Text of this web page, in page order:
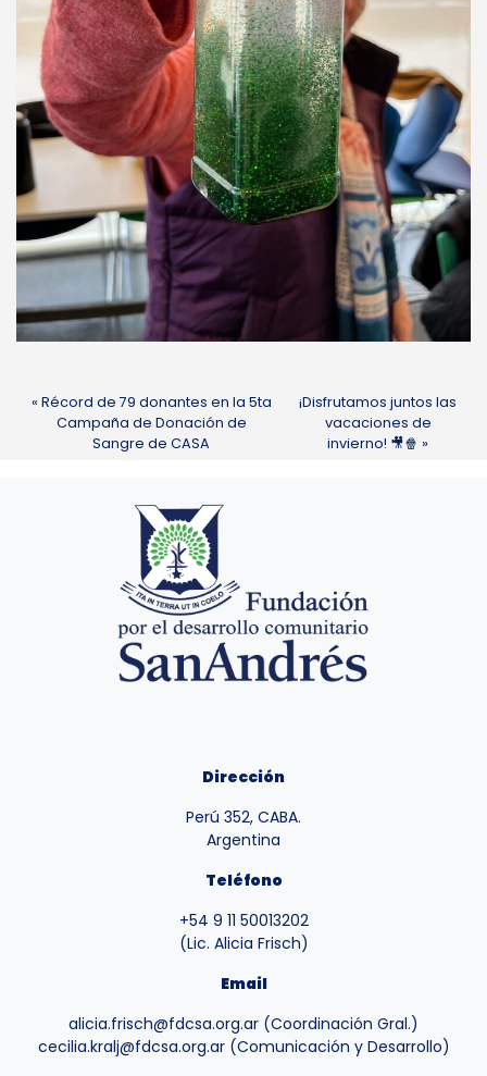
Récord de 79 donantes en la 5ta
Campaña de Donación de
Sangre de CASA
¡Disfrutamos juntos las
vacaciones de
invierno! 🎥🍿
Dirección
Perú 352, CABA.
Argentina
Teléfono
+54 9 11 50013202
(Lic. Alicia Frisch)
Email
alicia.frisch@fdcsa.org.ar (Coordinación Gral.)
cecilia.kralj@fdcsa.org.ar (Comunicación y Desarrollo)